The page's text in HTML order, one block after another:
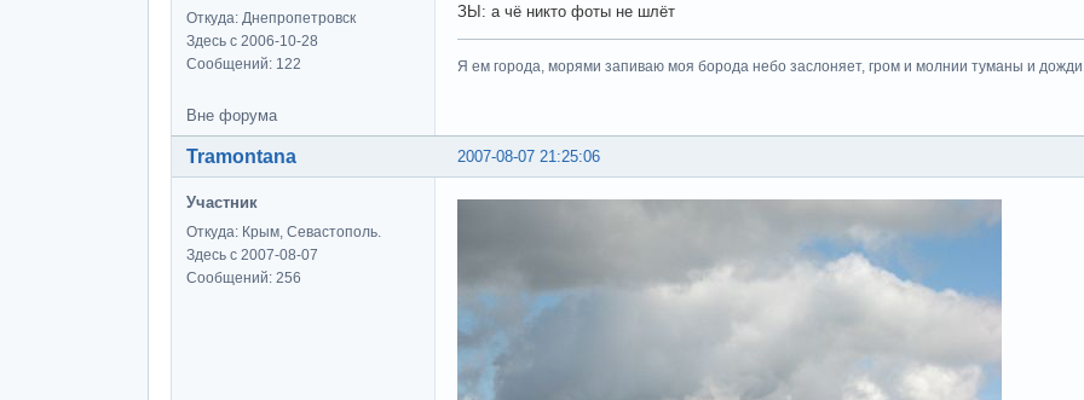
Откуда: Днепропетровск
Здесь с 2006-10-28
Сообщений: 122
ЗЫ: а чё никто фоты не шлёт
Я ем города, морями запиваю моя борода небо заслоняет, гром и молнии туманы и
Вне форума
2007-08-07 21:25:06
Tramontana
Участник
Откуда: Крым, Севастополь.
Здесь с 2007-08-07
Сообщений: 256